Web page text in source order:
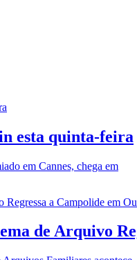
esta quinta-feira
em Cannes, chega em
de Arquivo